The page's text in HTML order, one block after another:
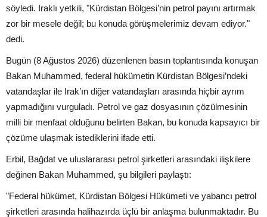
söyledi. Iraklı yetkili, "Kürdistan Bölgesi’nin petrol payını artırmak
zor bir mesele değil; bu konuda görüşmelerimiz devam ediyor."
dedi.
Bugün (8 Ağustos 2026) düzenlenen basın toplantısında konuşan
Bakan Muhammed, federal hükümetin Kürdistan Bölgesi’ndeki
vatandaşlar ile Irak’ın diğer vatandaşları arasında hiçbir ayrım
yapmadığını vurguladı. Petrol ve gaz dosyasının çözülmesinin
milli bir menfaat olduğunu belirten Bakan, bu konuda kapsayıcı bir
çözüme ulaşmak istediklerini ifade etti.
Erbil, Bağdat ve uluslararası petrol şirketleri arasındaki ilişkilere
değinen Bakan Muhammed, şu bilgileri paylaştı:
"Federal hükümet, Kürdistan Bölgesi Hükümeti ve yabancı petrol
şirketleri arasında halihazırda üçlü bir anlaşma bulunmaktadır. Bu